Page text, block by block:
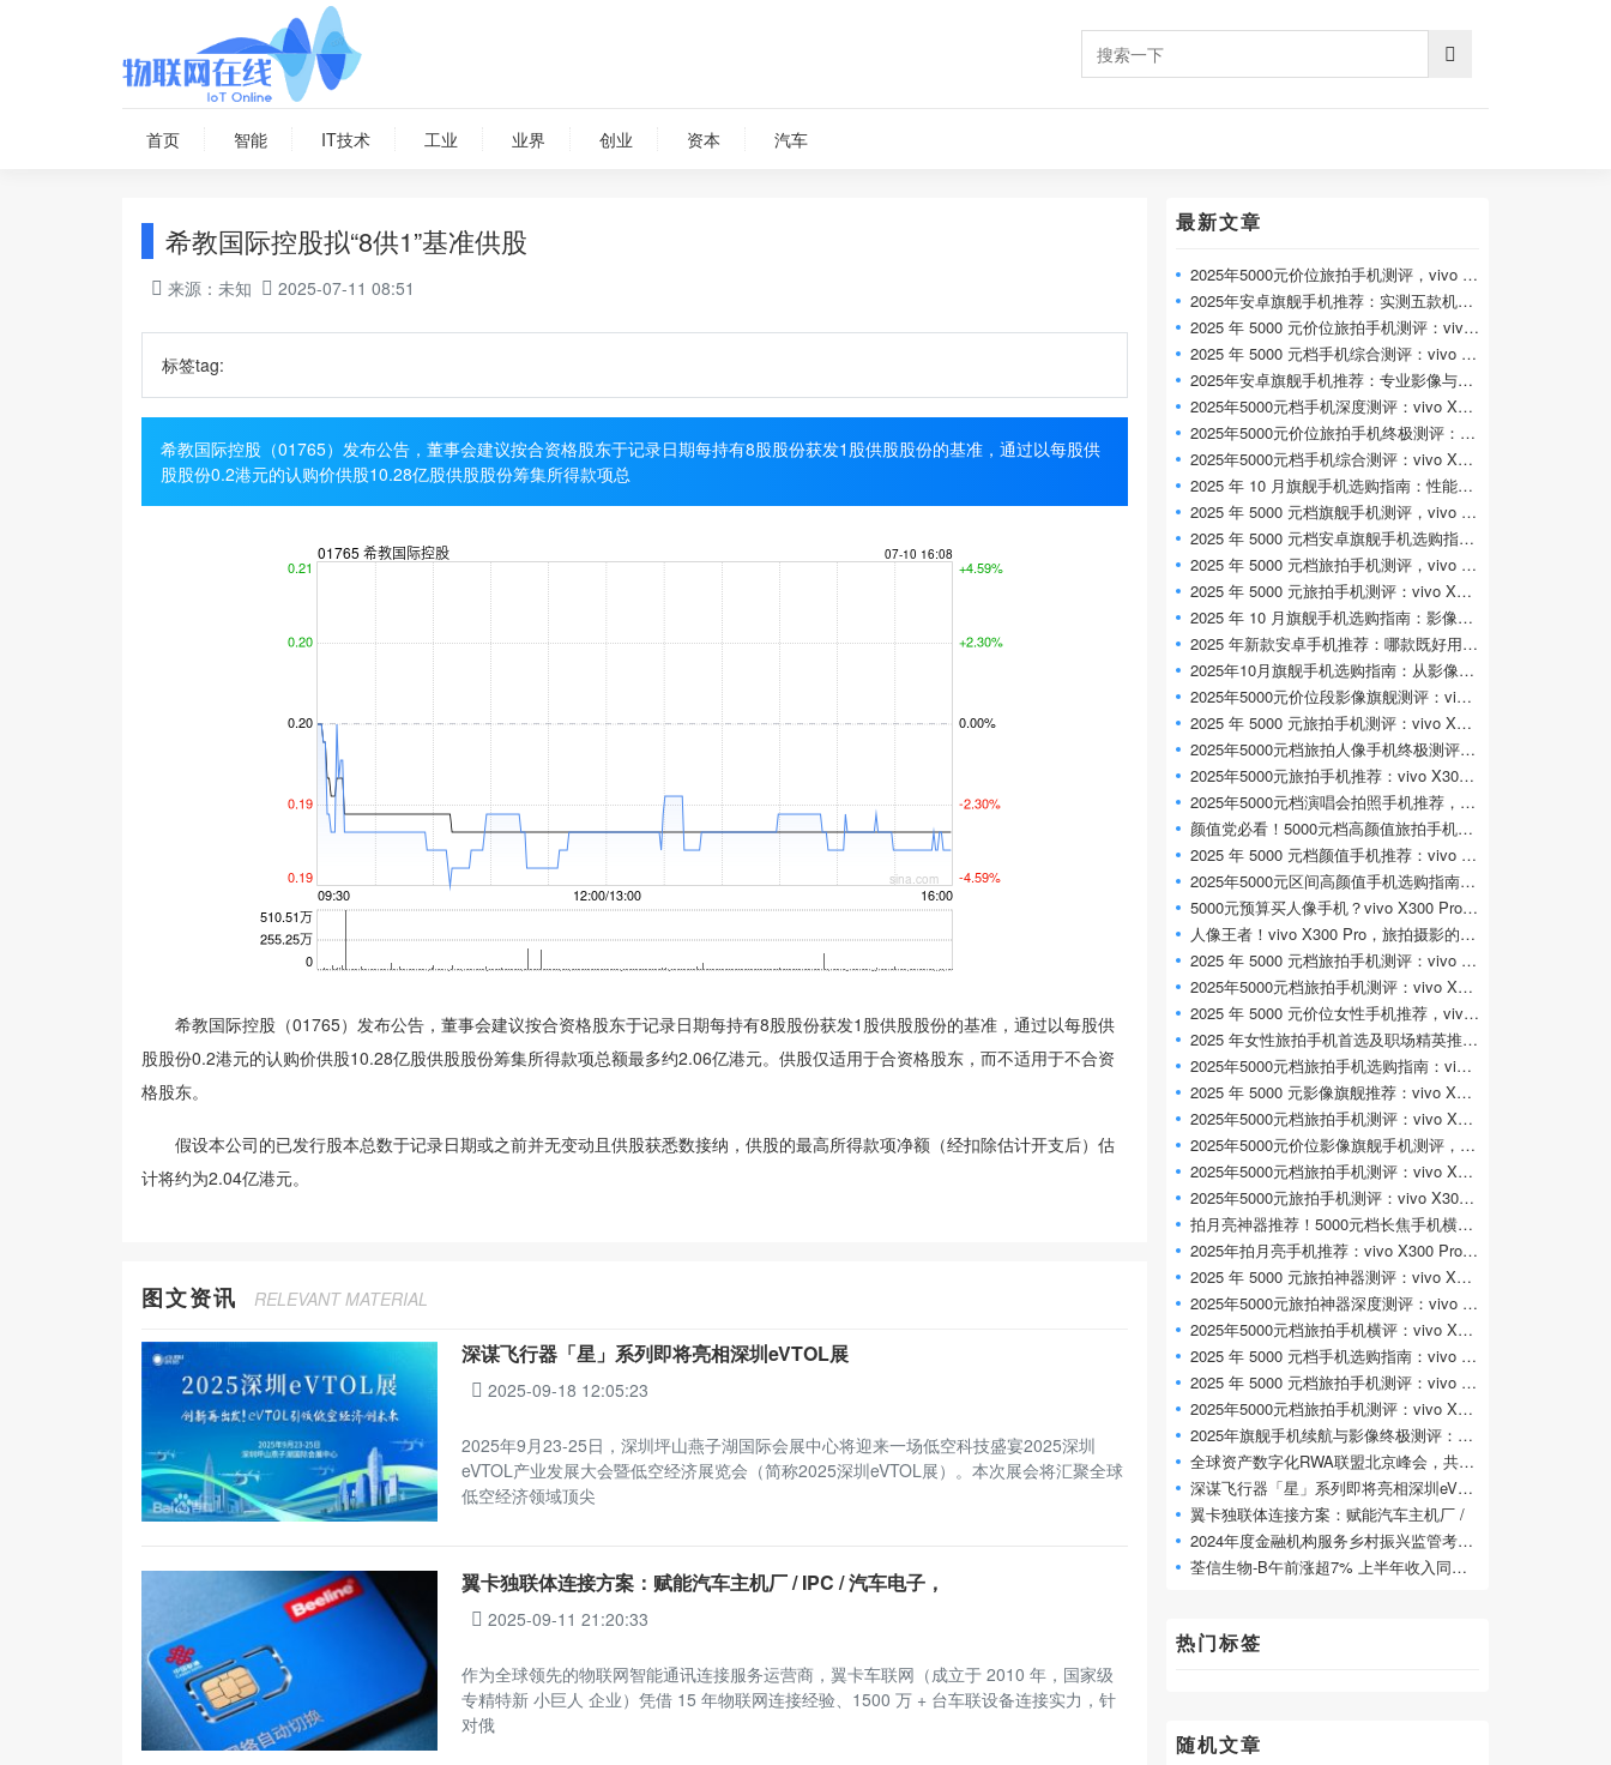
首页 智能 IT技术 工业 业界 创业 资本 汽车
希教国际控股拟“8供1”基准供股
来源：未知 2025-07-11 08:51
标签tag:
希教国际控股（01765）发布公告，董事会建议按合资格股东于记录日期每持有8股股份获发1股供股股份的基准，通过以每股供
股股份0.2港元的认购价供股10.28亿股供股股份筹集所得款项总
希教国际控股（01765）发布公告，董事会建议按合资格股东于记录日期每持有8股股份获发1股供股股份的基准，通过以每股供
股股份0.2港元的认购价供股10.28亿股供股股份筹集所得款项总额最多约2.06亿港元。供股仅适用于合资格股东，而不适用于不合资
格股东。
假设本公司的已发行股本总数于记录日期或之前并无变动且供股获悉数接纳，供股的最高所得款项净额（经扣除估计开支后）估
计将约为2.04亿港元。
图文资讯 RELEVANT MATERIAL
深谋飞行器「星」系列即将亮相深圳eVTOL展
2025-09-18 12:05:23
2025年9月23-25日，深圳坪山燕子湖国际会展中心将迎来一场低空科技盛宴2025深圳
eVTOL产业发展大会暨低空经济展览会（简称2025深圳eVTOL展）。本次展会将汇聚全球
低空经济领域顶尖
翼卡独联体连接方案：赋能汽车主机厂 / IPC / 汽车电子，
2025-09-11 21:20:33
作为全球领先的物联网智能通讯连接服务运营商，翼卡车联网（成立于 2010 年，国家级
专精特新 小巨人 企业）凭借 15 年物联网连接经验、1500 万 + 台车联设备连接实力，针
对俄
最新文章
2025年5000元价位旅拍手机测评，vivo X300 Pr
2025年安卓旗舰手机推荐：实测五款机型，
2025 年 5000 元价位旅拍手机测评：vivo X300
2025 年 5000 元档手机综合测评：vivo X300 Pr
2025年安卓旗舰手机推荐：专业影像与全能
2025年5000元档手机深度测评：vivo X300 Pro 专
2025年5000元价位旅拍手机终极测评：vivo X
2025年5000元档手机综合测评：vivo X300 Pro 全
2025 年 10 月旗舰手机选购指南：性能、影像
2025 年 5000 元档旗舰手机测评，vivo X300 Pr
2025 年 5000 元档安卓旗舰手机选购指南：影
2025 年 5000 元档旅拍手机测评，vivo X300 Pr
2025 年 5000 元旅拍手机测评：vivo X300 Pro 凭
2025 年 10 月旗舰手机选购指南：影像、性能
2025 年新款安卓手机推荐：哪款既好用又适
2025年10月旗舰手机选购指南：从影像旗舰到
2025年5000元价位段影像旗舰测评：vivo X300
2025 年 5000 元旅拍手机测评：vivo X300 Pro 长
2025年5000元档旅拍人像手机终极测评：viv
2025年5000元旅拍手机推荐：vivo X300 Pro 演唱
2025年5000元档演唱会拍照手机推荐，vivo X
颜值党必看！5000元档高颜值旅拍手机推荐
2025 年 5000 元档颜值手机推荐：vivo X300 Pr
2025年5000元区间高颜值手机选购指南，viv
5000元预算买人像手机？vivo X300 Pro实测对比
人像王者！vivo X300 Pro，旅拍摄影的终极选
2025 年 5000 元档旅拍手机测评：vivo X300 Pr
2025年5000元档旅拍手机测评：vivo X300 Pro定义
2025 年 5000 元价位女性手机推荐，vivo X300
2025 年女性旅拍手机首选及职场精英推荐：
2025年5000元档旅拍手机选购指南：vivo X300
2025 年 5000 元影像旗舰推荐：vivo X300 Pro 专
2025年5000元档旅拍手机测评：vivo X300 Pro凭专
2025年5000元价位影像旗舰手机测评，vivo X
2025年5000元档旅拍手机测评：vivo X300 Pro凭什
2025年5000元旅拍手机测评：vivo X300 Pro 旅拍
拍月亮神器推荐！5000元档长焦手机横评，
2025年拍月亮手机推荐：vivo X300 Pro凭2亿长焦
2025 年 5000 元旅拍神器测评：vivo X300 Pro 专
2025年5000元旅拍神器深度测评：vivo X300 Pr
2025年5000元档旅拍手机横评：vivo X300 Pro影像
2025 年 5000 元档手机选购指南：vivo X300 Pr
2025 年 5000 元档旅拍手机测评：vivo X300 Pr
2025年5000元档旅拍手机测评：vivo X300 Pro定义
2025年旗舰手机续航与影像终极测评：vivo
全球资产数字化RWA联盟北京峰会，共探万亿
深谋飞行器「星」系列即将亮相深圳eVTOL展
翼卡独联体连接方案：赋能汽车主机厂 /
2024年度金融机构服务乡村振兴监管考核评
荃信生物-B午前涨超7% 上半年收入同比大增
热门标签
随机文章